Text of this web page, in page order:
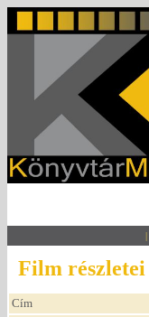
|
Film részletei
Cím